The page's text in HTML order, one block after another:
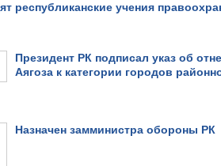
республиканские учения
Президент РК подписал указ об
Аягоза к категории городов
Назначен замминистра обороны РК